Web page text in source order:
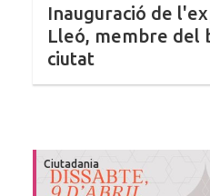
Inauguració de
Lleó, membre del
ciutat
Ciutadania